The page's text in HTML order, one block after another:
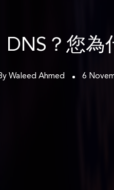
DNS？您為
Waleed Ahmed 6